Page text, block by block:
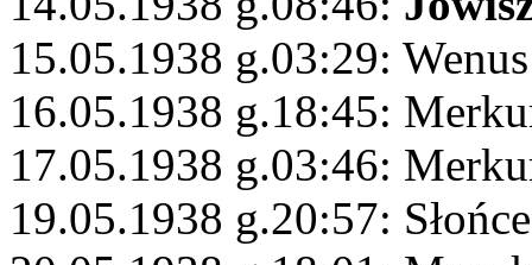
15.05.1938 g.03:29:
16.05.1938 g.18:45:
17.05.1938 g.03:46:
19.05.1938 g.20:57: